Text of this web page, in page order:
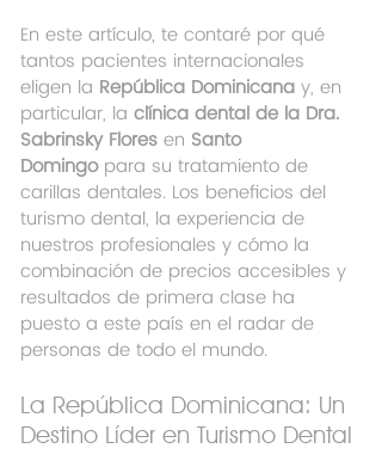
En este artículo, te contaré por qué
tantos pacientes internacionales
eligen la República Dominicana y, en
particular, la clínica dental de la Dra.
Sabrinsky Flores en Santo
Domingo para su tratamiento de
carillas dentales. Los beneficios del
turismo dental, la experiencia de
nuestros profesionales y cómo la
combinación de precios accesibles y
resultados de primera clase ha
puesto a este país en el radar de
personas de todo el mundo.
La República Dominicana: Un
Destino Líder en Turismo Dental